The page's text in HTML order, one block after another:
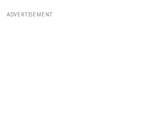
ADVERTISEMENT